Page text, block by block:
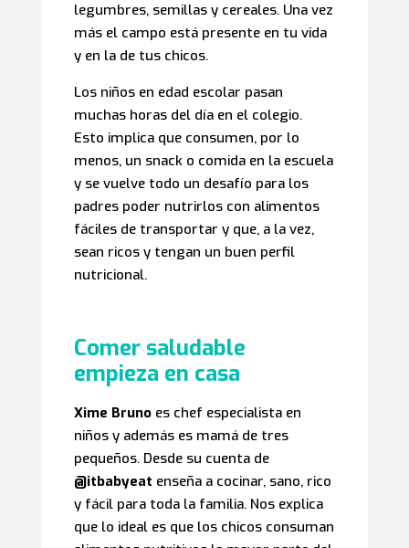
legumbres, semillas y cereales. Una vez
más el campo está presente en tu vida
y en la de tus chicos.
Los niños en edad escolar pasan
muchas horas del día en el colegio.
Esto implica que consumen, por lo
menos, un snack o comida en la escuela
y se vuelve todo un desafío para los
padres poder nutrirlos con alimentos
fáciles de transportar y que, a la vez,
sean ricos y tengan un buen perfil
nutricional.
Comer saludable
empieza en casa
Xime Brunoes chef especialista en
niños y además es mamá de tres
pequeños. Desde su cuenta de
@itbabyeat enseña a cocinar, sano, rico
y fácil para toda la familia. Nos explica
que lo ideal es que los chicos consuman